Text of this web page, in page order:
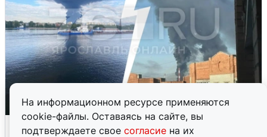
На информационном ресурсе применяются
cookie-файлы. Оставаясь на сайте, вы
подтверждаете свое согласие на их
Ночная атака БПЛА на Ярославль: